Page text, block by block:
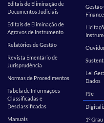
Editais de Eliminação de
Documentos Judiciais
Editais de Eliminação de
Agravos de Instrumento
Relatórios de Gestão
Revista Ementário de
Jurisprudência
Normas de Procedimentos
Tabela de Informações
Classificadas e
Desclassificadas
Manuais
Gestão
Lei
Dados
PJe
1º Grau